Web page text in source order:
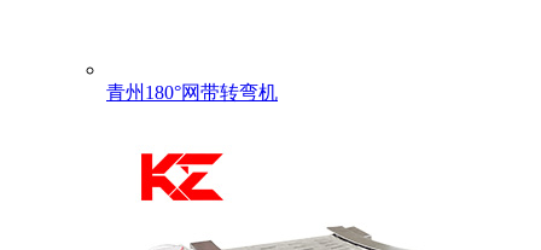
青州180°网带转弯机